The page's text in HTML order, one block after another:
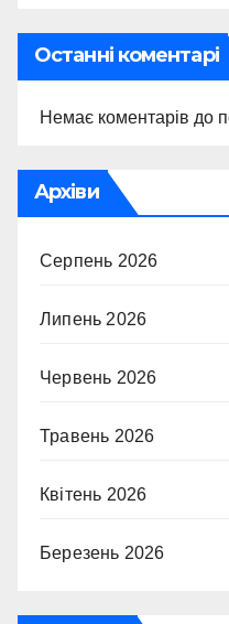
Останні коментарі
Немає коментарів до
Архіви
Серпень 2026
Липень 2026
Червень 2026
Травень 2026
Квітень 2026
Березень 2026